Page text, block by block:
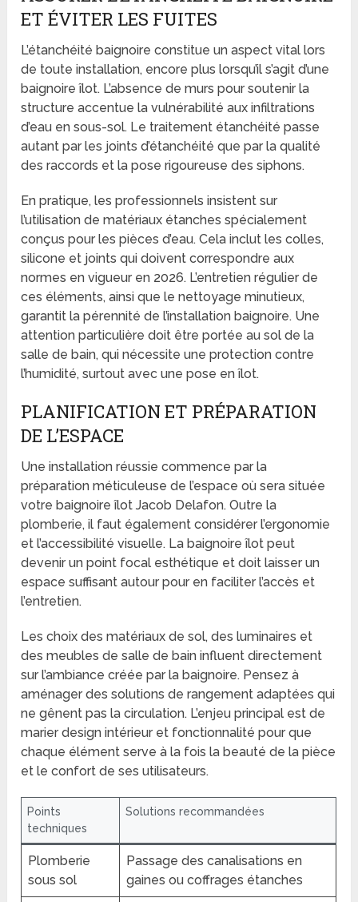
ET ÉVITER LES FUITES
L’étanchéité baignoire constitue un aspect vital lors
de toute installation, encore plus lorsqu’il s’agit d’une
baignoire îlot. L’absence de murs pour soutenir la
structure accentue la vulnérabilité aux infiltrations
d’eau en sous-sol. Le traitement étanchéité passe
autant par les joints d’étanchéité que par la qualité
des raccords et la pose rigoureuse des siphons.
En pratique, les professionnels insistent sur
l’utilisation de matériaux étanches spécialement
conçus pour les pièces d’eau. Cela inclut les colles,
silicone et joints qui doivent correspondre aux
normes en vigueur en 2026. L’entretien régulier de
ces éléments, ainsi que le nettoyage minutieux,
garantit la pérennité de l’installation baignoire. Une
attention particulière doit être portée au sol de la
salle de bain, qui nécessite une protection contre
l’humidité, surtout avec une pose en îlot.
PLANIFICATION ET PRÉPARATION
DE L’ESPACE
Une installation réussie commence par la
préparation méticuleuse de l’espace où sera située
votre baignoire îlot Jacob Delafon. Outre la
plomberie, il faut également considérer l’ergonomie
et l’accessibilité visuelle. La baignoire îlot peut
devenir un point focal esthétique et doit laisser un
espace suffisant autour pour en faciliter l’accès et
l’entretien.
Les choix des matériaux de sol, des luminaires et
des meubles de salle de bain influent directement
sur l’ambiance créée par la baignoire. Pensez à
aménager des solutions de rangement adaptées qui
ne gênent pas la circulation. L’enjeu principal est de
marier design intérieur et fonctionnalité pour que
chaque élément serve à la fois la beauté de la pièce
et le confort de ses utilisateurs.
Points
techniques
Solutions recommandées
Plomberie
sous sol
Passage des canalisations en
gaines ou coffrages étanches